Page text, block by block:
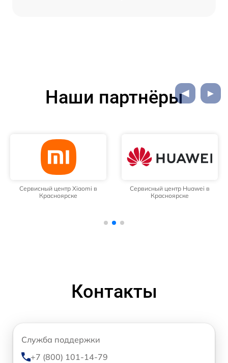
Наши партнёры
Сервисный центр Xiaomi в
Красноярске
Сервисный центр Huawei в
Красноярске
Контакты
Служба поддержки
+7 (800) 101-14-79